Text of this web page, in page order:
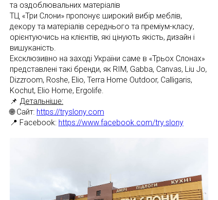
та оздоблювальних матеріалів
ТЦ «Три Слони» пропонує широкий вибір меблів,
декору та матеріалів середнього та преміум-класу,
орієнтуючись на клієнтів, які цінують якість, дизайн і
вишуканість.
Ексклюзивно на заході України саме в «Трьох Слонах»
представлені такі бренди, як RIM, Gabba, Canvas, Liu Jo,
Dizzroom, Roshe, Elio, Terra Home Outdoor, Calligaris,
Kochut, Elio Home, Ergolife.
📌 Детальніше:
🌐 Сайт: https://tryslony.com
📍 Facebook: https://www.facebook.com/try.slony